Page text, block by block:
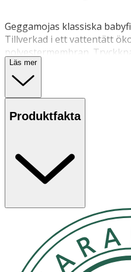
Geggamojas klassiska
Tillverkad i ett vattentätt
polyestermembran.
reglering bak.
Följ anvisningarna på
Läs mer
Produktfakta